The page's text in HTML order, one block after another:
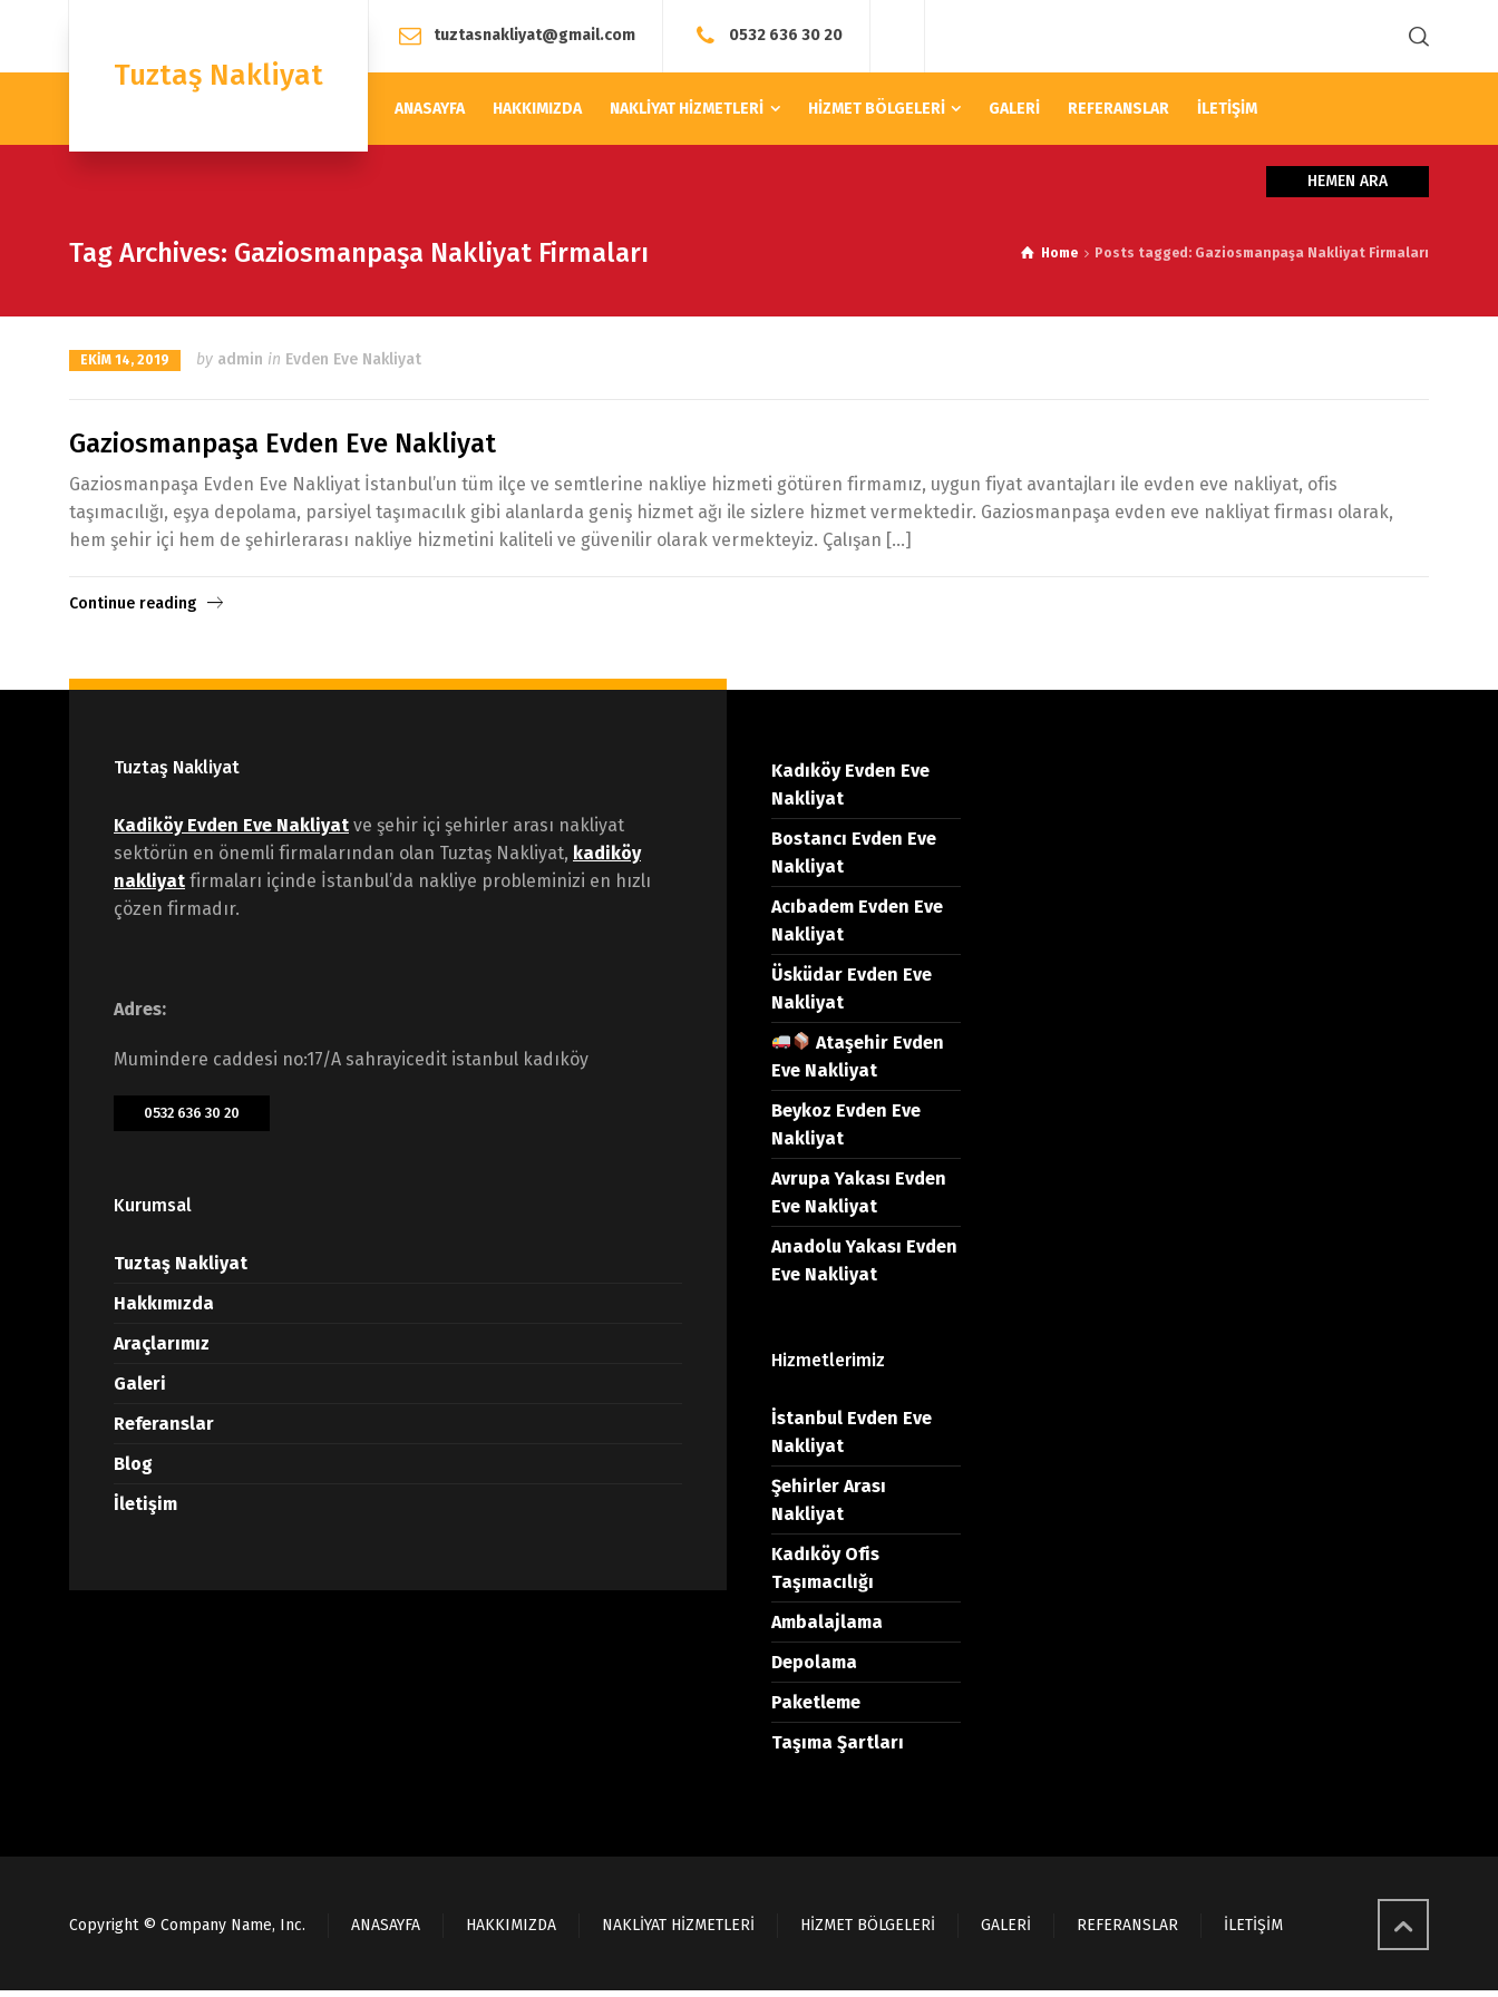
Tuztaş Nakliyat
tuztasnakliyat@gmail.com 0532 636 30 20
ANASAYFA HAKKIMIZDA NAKLİYAT HİZMETLERİ HİZMET BÖLGELERİ GALERİ REFERANSLAR İLETİŞİM
HEMEN ARA
Tag Archives: Gaziosmanpaşa Nakliyat Firmaları Home Posts tagged: Gaziosmanpaşa Nakliyat Firmaları
EKIM 14, 2019 by admin in Evden Eve Nakliyat
Gaziosmanpaşa Evden Eve Nakliyat
Gaziosmanpaşa Evden Eve Nakliyat İstanbul’un tüm ilçe ve semtlerine nakliye hizmeti götüren firmamız, uygun fiyat avantajları ile evden eve nakliyat, ofis
taşımacılığı, eşya depolama, parsiyel taşımacılık gibi alanlarda geniş hizmet ağı ile sizlere hizmet vermektedir. Gaziosmanpaşa evden eve nakliyat firması olarak,
hem şehir içi hem de şehirlerarası nakliye hizmetini kaliteli ve güvenilir olarak vermekteyiz. Çalışan […]
Continue reading
Tuztaş Nakliyat
Kadiköy Evden Eve Nakliyat ve şehir içi şehirler arası nakliyat
sektörün en önemli firmalarından olan Tuztaş Nakliyat, kadiköy
nakliyat firmaları içinde İstanbul’da nakliye probleminizi en hızlı
çözen firmadır.
Adres:
Mumindere caddesi no:17/A sahrayicedit istanbul kadıköy
0532 636 30 20
Kurumsal
Tuztaş Nakliyat
Hakkımızda
Araçlarımız
Galeri
Referanslar
Blog
İletişim
Kadıköy Evden Eve
Nakliyat
Bostancı Evden Eve
Nakliyat
Acıbadem Evden Eve
Nakliyat
Üsküdar Evden Eve
Nakliyat
Ataşehir Evden
Eve Nakliyat
Beykoz Evden Eve
Nakliyat
Avrupa Yakası Evden
Eve Nakliyat
Anadolu Yakası Evden
Eve Nakliyat
Hizmetlerimiz
İstanbul Evden Eve
Nakliyat
Şehirler Arası
Nakliyat
Kadıköy Ofis
Taşımacılığı
Ambalajlama
Depolama
Paketleme
Taşıma Şartları
Copyright © Company Name, Inc. ANASAYFA HAKKIMIZDA NAKLİYAT HİZMETLERİ HİZMET BÖLGELERİ GALERİ REFERANSLAR İLETİŞİM